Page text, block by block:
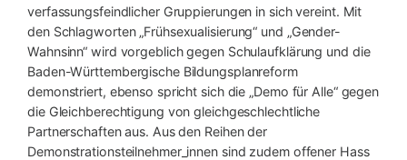
verfassungsfeindlicher Gruppierungen in sich vereint. Mit
den Schlagworten „Frühsexualisierung“ und „Gender-
Wahnsinn“ wird vorgeblich gegen Schulaufklärung und die
Baden-Württembergische Bildungsplanreform
demonstriert, ebenso spricht sich die „Demo für Alle“ gegen
die Gleichberechtigung von gleichgeschlechtliche
Partnerschaften aus. Aus den Reihen der
Demonstrationsteilnehmer_innen sind zudem offener Hass